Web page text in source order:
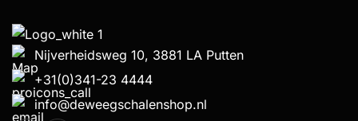
Nijverheidsweg 10, 3881 LA Putten
+31(0)341-23 4444
info@deweegschalenshop.nl